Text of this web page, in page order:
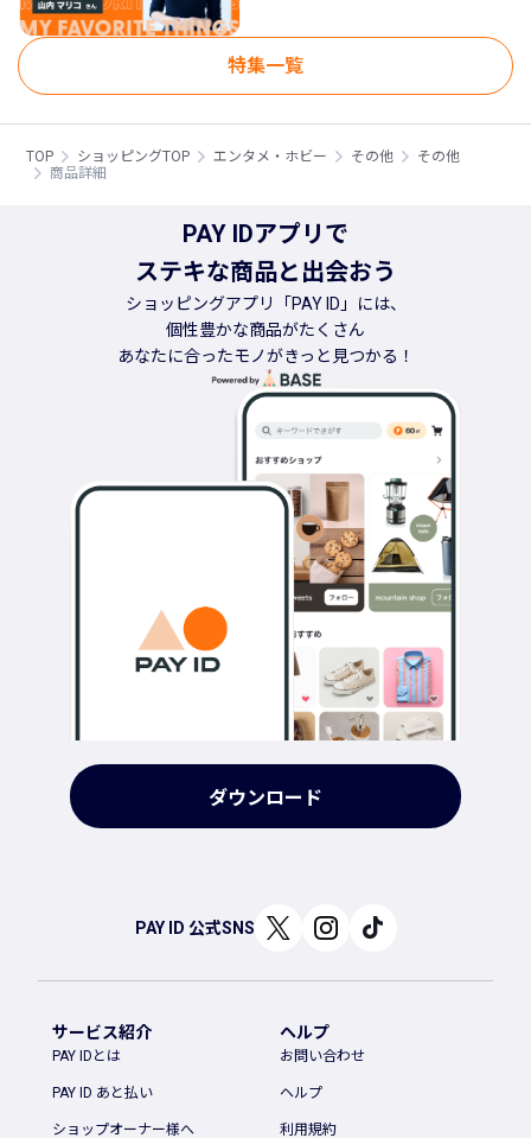
特集一覧
TOP ショッピングTOP エンタメ・ホビー その他
その他
商品詳細
PAY IDアプリで
ステキな商品と出会おう
ショッピングアプリ「PAY ID」には、
個性豊かな商品がたくさん
あなたに合ったモノがきっと見つかる！
ダウンロード
PAY ID 公式SNS
サービス紹介
PAY IDとは
PAY ID あと払い
ショップオーナー様へ
ヘルプ
お問い合わせ
ヘルプ
利用規約